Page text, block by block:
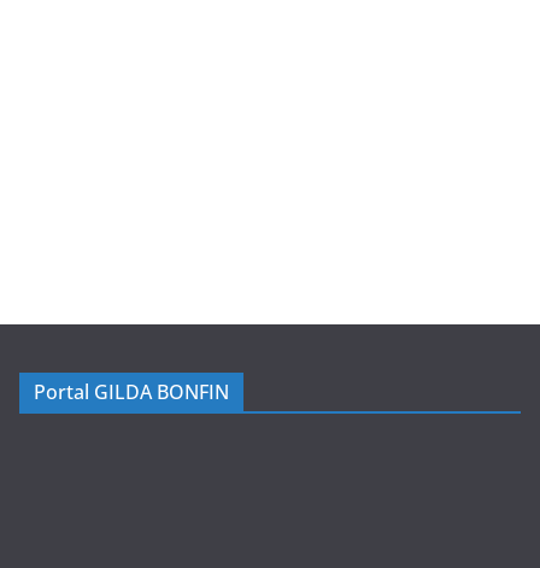
Portal GILDA BONFIN